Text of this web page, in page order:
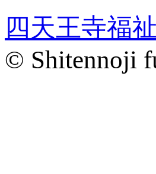
四天王寺福
© Shitennoji